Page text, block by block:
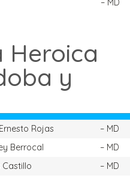
Heroica
y
Rojas
– MD
Berrocal
– MD
Castillo
– MD